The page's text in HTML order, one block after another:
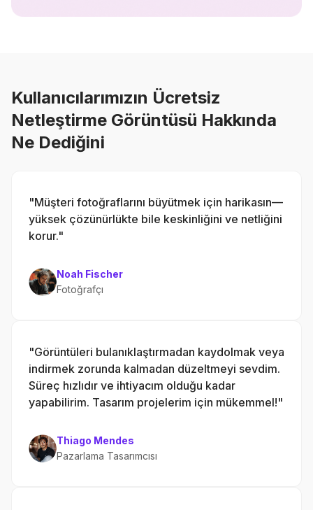
Kullanıcılarımızın Ücretsiz
Netleştirme Görüntüsü Hakkında
Ne Dediğini
"Müşteri fotoğraflarını büyütmek için harikasın—
yüksek çözünürlükte bile keskinliğini ve netliğini
korur."
Noah Fischer
Fotoğrafçı
"Görüntüleri bulanıklaştırmadan kaydolmak veya
indirmek zorunda kalmadan düzeltmeyi sevdim.
Süreç hızlıdır ve ihtiyacım olduğu kadar
yapabilirim. Tasarım projelerim için mükemmel!"
Thiago Mendes
Pazarlama Tasarımcısı